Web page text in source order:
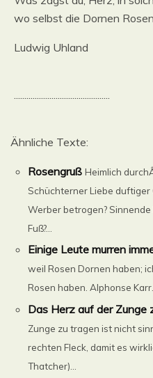
wo selbst die Dornen
Ludwig Uhland
..............................................
Ähnliche Texte:
Rosengruß Heimlich
Schüchterner Liebe
Werber betrogen?
Fuß?...
Einige Leute murren
weil Rosen Dornen haben;
Rosen haben. Alphonse
Das Herz auf der Zunge
Zunge zu tragen ist nicht
rechten Fleck, damit es
Thatcher)...